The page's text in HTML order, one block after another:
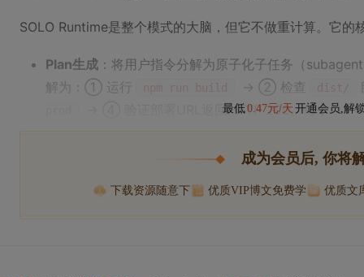
SOLO Runtime是整个模式的大脑，但它不做重计算。它的
Plan生成 ：将用户指令分解为原子化子任务（
解为：① 运行
npm run build → ② 检查 dist/
→ ④ 验证部署URL返回HTTP 200。每个
最低0.47元/天 开通会员,解
成为会员后, 你将
下载资源随意下 优质VIP博文免费学 优质文